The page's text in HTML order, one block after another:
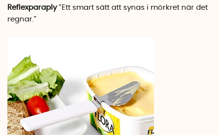
Reflexparaply”Ett smart sätt att synas i mörkret när det
regnar.”